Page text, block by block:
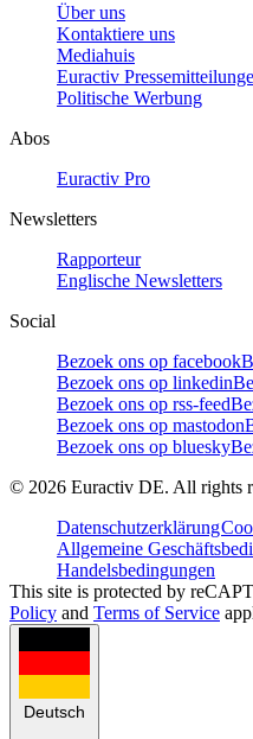
Über uns
Kontaktiere uns
Mediahuis
Euractiv
Politische Werbung
Abos
Euractiv Pro
Newsletters
Rapporteur
Englische Newsletters
Social
Bezoek ons op facebook
Bezoek ons op linkedin
Bezoek ons op rss-feed
Bezoek ons op mastodon
Bezoek ons op bluesky
© 2026 Euractiv DE. All rights
Datenschutzerklärung
Allgemeine
Handelsbedingungen
This site is protected by
Policy and Terms of Service
Deutsch